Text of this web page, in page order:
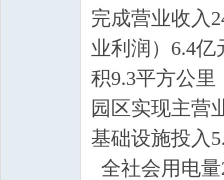
完成营业收入
业利润）6.4
积9.3平方公
园区实现主营
基础设施投入
全社会用电